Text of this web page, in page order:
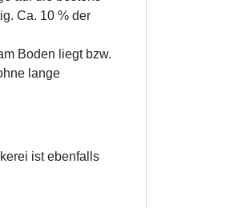
Ca. 10 % der
Boden liegt bzw.
lange
ist ebenfalls